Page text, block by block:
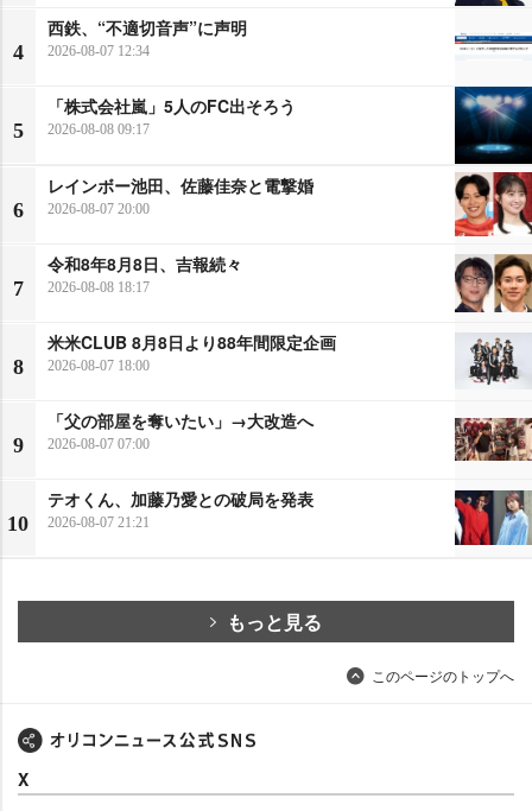
4
西鉄、“不適切音声”に声明
2026-08-07 12:34
5
「株式会社嵐」5人のFC出そろう
2026-08-08 09:17
6
レインボー池田、佐藤佳奈と電撃婚
2026-08-07 20:00
7
令和8年8月8日、吉報続々
2026-08-08 18:17
8
米米CLUB 8月8日より88年間限定企画
2026-08-07 18:00
9
「父の部屋を奪いたい」→大改造へ
2026-08-07 07:00
10
テオくん、加藤乃愛との破局を発表
2026-08-07 21:21
もっと見る
このページのトップへ
X